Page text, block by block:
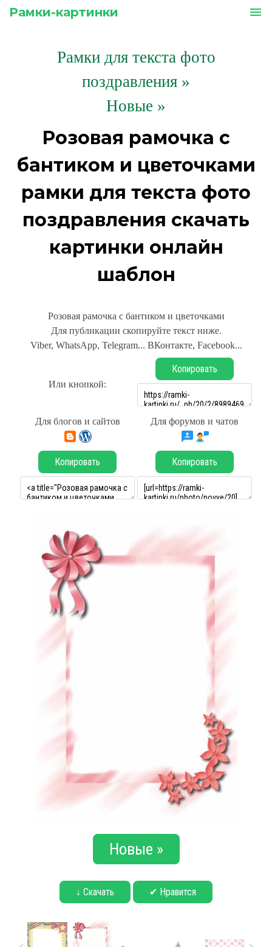
Рамки-картинки menu
Рамки для текста фото
поздравления »
Новые »
Розовая рамочка с
бантиком и цветочками
рамки для текста фото
поздравления скачать
картинки онлайн
шаблон
Розовая рамочка с бантиком и цветочками
Для публикации скопируйте текст ниже.
Viber, WhatsApp, Telegram... ВКонтакте, Facebook...
Или кнопкой:
Копировать
Для блогов и сайтов Для форумов и чатов
Копировать Копировать
Новые »
↓ Скачать ✔ Нравится